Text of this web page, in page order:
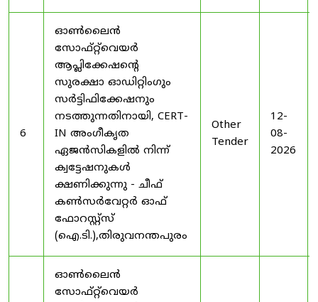
6
ഓൺലൈൻ
സോഫ്റ്റ്‌വെയർ
ആപ്ലിക്കേഷന്റെ
സുരക്ഷാ ഓഡിറ്റിംഗും
സർട്ടിഫിക്കേഷനും
നടത്തുന്നതിനായി, CERT-
IN അംഗീകൃത
ഏജൻസികളിൽ നിന്ന്
ക്വട്ടേഷനുകൾ
ക്ഷണിക്കുന്നു - ചീഫ്
കൺസർവേറ്റർ ഓഫ്
ഫോറസ്റ്റ്സ്
(ഐ.ടി.),തിരുവനന്തപുരം
Other
Tender
12-
08-
2026
ഓൺലൈൻ
സോഫ്റ്റ്‌വെയർ